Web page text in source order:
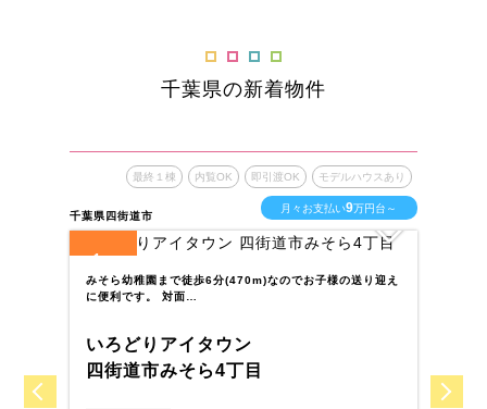
千葉県の新着物件
千葉県四街道市
最終１棟 内覧OK 即引渡OK モデルハウスあり
月々お支払い9万円台～
1
みそら幼稚園まで徒歩6分(470m)なのでお子様の送り迎え
に便利です。 対面…
いろどりアイタウン
四街道市みそら4丁目